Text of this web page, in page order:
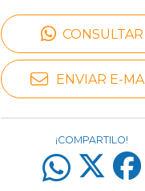
CONSULTAR
ENVIAR E-
¡COMPARTILO!